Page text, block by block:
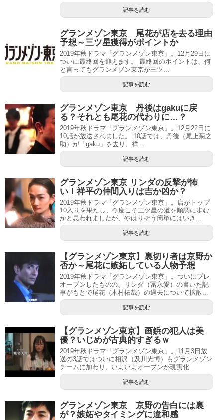
記事を読む
グランメゾン東京 尾花が店を去る理由
予想～三ツ星獲得がポイントか
2019年秋ドラマ「グランメゾン東京」。12月29日に
ついに最終回を迎えます。 最終回のポイントは、何
と言ってもグランメゾン東京が三ツ...
記事を読む
グランメゾン東京 丹後はgakuに戻
る？それとも尾花の代わりに…？
2019年秋ドラマ「グランメゾン東京」。12月22日に
10話が放送されました。 10話では、丹後（尾上菊之
助）が「gaku」を去り、祥...
記事を読む
グランメゾン東京 リンダの反撃が怖
い！祥平の仲間入りは吉か凶か？
2019年秋ドラマ「グランメゾン東京」。店がトップ
10入りを果たし、今度こそ三ツ星の道を順調に歩む
かと思われましたが、やはりそう簡単にはいき...
記事を読む
【グランメゾン東京】裏切り者は京野か
否か～尾花に嫉妬している人物予想
2019年秋ドラマ「グランメゾン東京」。ついにプレ
オープンしたものの、リンダ（冨永愛）の書いた記
事がもとで尾花（木村拓哉）の過去について拡散...
記事を読む
【グランメゾン東京】画鋲の犯人は美
優？いじめが古典的すぎるｗ
2019年秋ドラマ「グランメゾン東京」。11月3日放
送の3話ではついに相沢（及川光博）もグランメゾン
チームに加わり、いよいよオープンが現実化...
記事を読む
グランメゾン東京 京野の告白には裏
が？嫉妬やタイミングに違和感